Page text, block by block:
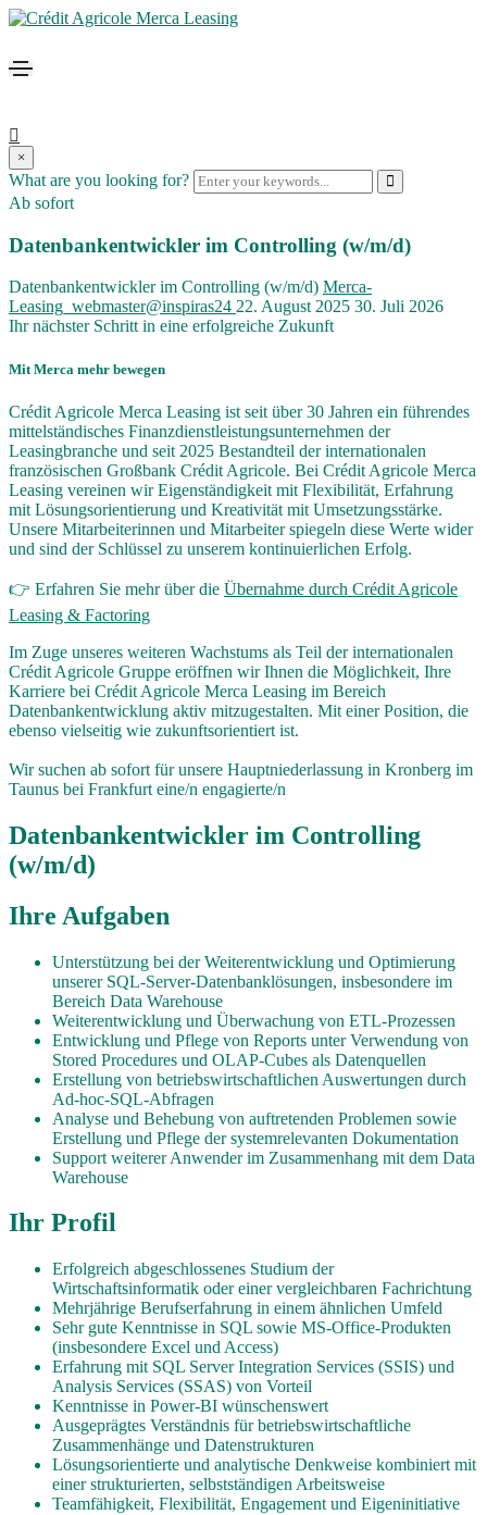
×
What are you looking for?
Ab sofort
Datenbankentwickler im Controlling (w/m/d)
Datenbankentwickler im Controlling (w/m/d) Merca-
Leasing_webmaster@inspiras24 22. August 2025 30. Juli 2026
Ihr nächster Schritt in eine erfolgreiche Zukunft
Mit Merca mehr bewegen
Crédit Agricole Merca Leasing ist seit über 30 Jahren ein führendes
mittelständisches Finanzdienstleistungsunternehmen der
Leasingbranche und seit 2025 Bestandteil der internationalen
französischen Großbank Crédit Agricole. Bei Crédit Agricole Merca
Leasing vereinen wir Eigenständigkeit mit Flexibilität, Erfahrung
mit Lösungsorientierung und Kreativität mit Umsetzungsstärke.
Unsere Mitarbeiterinnen und Mitarbeiter spiegeln diese Werte wider
und sind der Schlüssel zu unserem kontinuierlichen Erfolg.
👉 Erfahren Sie mehr über die Übernahme durch Crédit Agricole
Leasing & Factoring
Im Zuge unseres weiteren Wachstums als Teil der internationalen
Crédit Agricole Gruppe eröffnen wir Ihnen die Möglichkeit, Ihre
Karriere bei Crédit Agricole Merca Leasing im Bereich
Datenbankentwicklung aktiv mitzugestalten. Mit einer Position, die
ebenso vielseitig wie zukunftsorientiert ist.
Wir suchen ab sofort für unsere Hauptniederlassung in Kronberg im
Taunus bei Frankfurt eine/n engagierte/n
Datenbankentwickler im Controlling
(w/m/d)
Ihre Aufgaben
Unterstützung bei der Weiterentwicklung und Optimierung
unserer SQL-Server-Datenbanklösungen, insbesondere im
Bereich Data Warehouse
Weiterentwicklung und Überwachung von ETL-Prozessen
Entwicklung und Pflege von Reports unter Verwendung von
Stored Procedures und OLAP-Cubes als Datenquellen
Erstellung von betriebswirtschaftlichen Auswertungen durch
Ad-hoc-SQL-Abfragen
Analyse und Behebung von auftretenden Problemen sowie
Erstellung und Pflege der systemrelevanten Dokumentation
Support weiterer Anwender im Zusammenhang mit dem Data
Warehouse
Ihr Profil
Erfolgreich abgeschlossenes Studium der
Wirtschaftsinformatik oder einer vergleichbaren Fachrichtung
Mehrjährige Berufserfahrung in einem ähnlichen Umfeld
Sehr gute Kenntnisse in SQL sowie MS-Office-Produkten
(insbesondere Excel und Access)
Erfahrung mit SQL Server Integration Services (SSIS) und
Analysis Services (SSAS) von Vorteil
Kenntnisse in Power-BI wünschenswert
Ausgeprägtes Verständnis für betriebswirtschaftliche
Zusammenhänge und Datenstrukturen
Lösungsorientierte und analytische Denkweise kombiniert mit
einer strukturierten, selbstständigen Arbeitsweise
Teamfähigkeit, Flexibilität, Engagement und Eigeninitiative